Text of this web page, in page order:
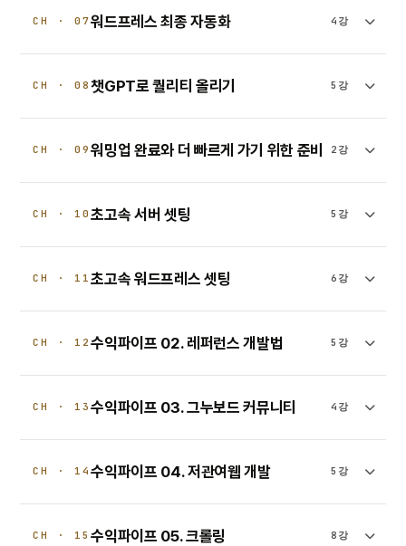
CH · 07워드프레스 최종 자동화 4강
CH · 08챗GPT로 퀄리티 올리기 5강
CH · 09워밍업 완료와 더 빠르게 가기 위한 준비 2강
CH · 10초고속 서버 셋팅 5강
CH · 11초고속 워드프레스 셋팅 6강
CH · 12수익파이프 02. 레퍼런스 개발법 5강
CH · 13수익파이프 03. 그누보드 커뮤니티 4강
CH · 14수익파이프 04. 저관여웹 개발 5강
CH · 15수익파이프 05. 크롤링 8강